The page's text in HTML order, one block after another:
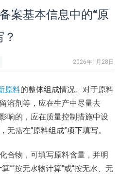
案基本信息中的“原
2026年1月28日
原料的整体组成情况。对于原料
溶剂等，应在生产中尽量去
响的，应在质量控制措施中设
需在“原料组成”项下填写。
合物，可填写原料含量，并明
”“按无水物计算”或“按无水、无